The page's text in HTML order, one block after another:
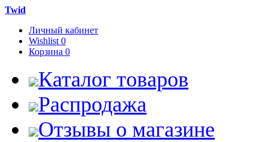
Twid
Личный кабинет
Wishlist 0
Корзина 0
Каталог товаров
Распродажа
Отзывы о магазине